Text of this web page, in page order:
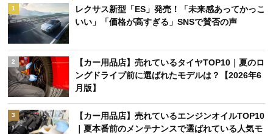
1
レクサス新型「ES」発売！「未来感あってかっこ
いい」「価格が高すぎる」SNSで賛否の声
2
【カー用品店】売れているタイヤTOP10｜夏のロ
ングドライブ前に選ばれたモデルは？【2026年6
月版】
3
【カー用品店】売れているエンジンオイルTOP10
｜夏本番前のメンテナンスで選ばれている人気モ